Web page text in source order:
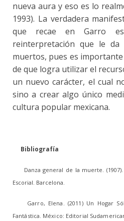
nueva aura y eso es lo
1993). La verdadera
que recae en Garro
reinterpretación que le
muertos, pues es
de que logra utilizar el
un nuevo carácter, el cual
sino a crear algo único
cultura popular mexicana.
Bibliografía
Danza general de la muerte.
Escorial. Barcelona.
Garro, Elena. (2011) Un Hogar
Fantástica. México: Editorial